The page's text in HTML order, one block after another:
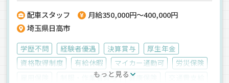
配車スタッフ
月給350,000円～400,000円
埼玉県日高市
学歴不問 経験者優遇 決算賞与
厚生年金
資格取得制度
有給休暇 マイカー通勤可
労災保険
制服・作業着貸与 健康保険
もっと見る